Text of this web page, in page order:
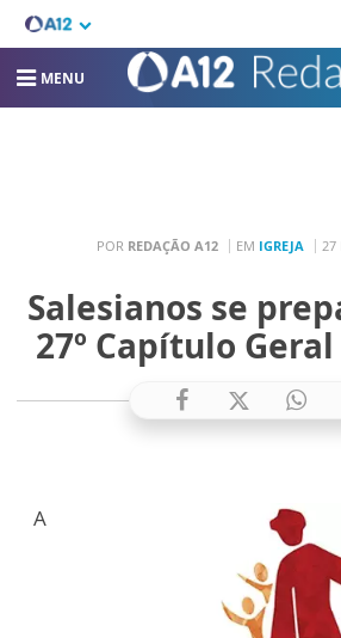
MENU
POR REDAÇÃO A12 EM IGREJA 27
Salesianos se
27º Capítulo
A